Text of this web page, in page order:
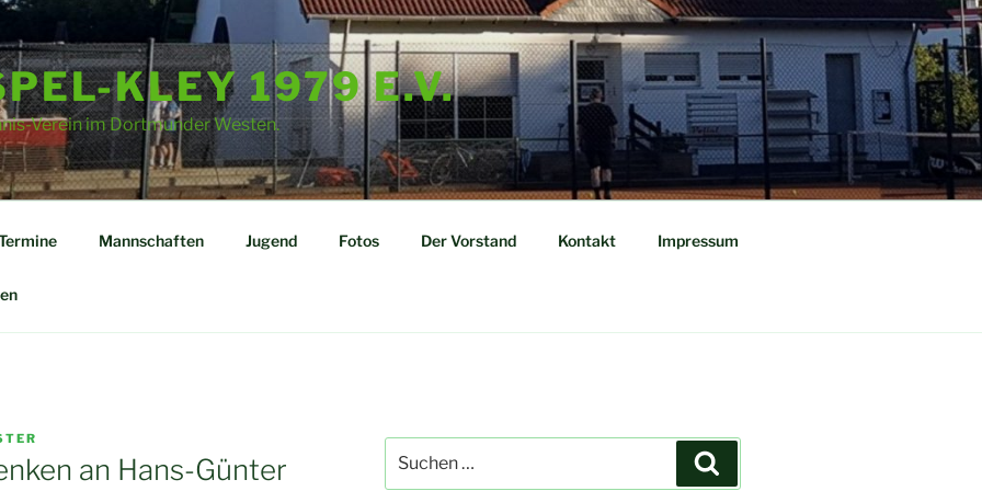
KLEY 1979 E.V.
Verein im Dortmunder Westen.
Mannschaften Jugend Fotos Der Vorstand Kontakt Impressum
an Hans-Günter
nach: